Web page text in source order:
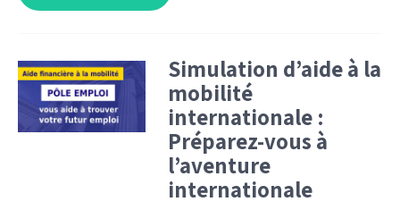
Simulation d’aide à la
mobilité
internationale :
Préparez-vous à
l’aventure
internationale